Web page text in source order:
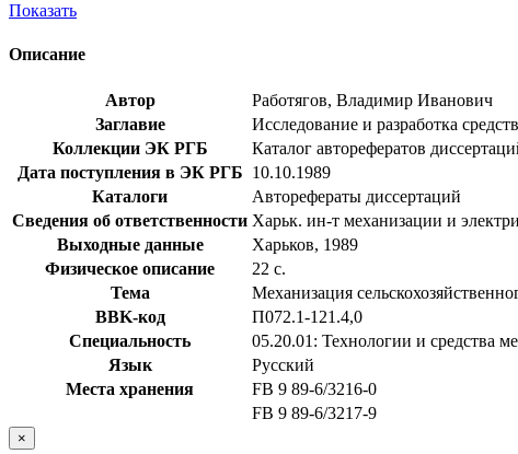
Показать
Описание
Автор
Работягов, Владимир Иванович
Заглавие
Исследование и разработка
Коллекции ЭК РГБ
Каталог авторефератов
Дата поступления в ЭК РГБ 10.10.1989
Каталоги
Авторефераты диссертаций
Сведения об ответственности Харьк. ин-т механизации и
Выходные данные
Харьков, 1989
Физическое описание
22 с.
Тема
Механизация
BBK-код
П072.1-121.4,0
Специальность
05.20.01: Технологии и средства
Язык
Русский
Места хранения
FB 9 89-6/3216-0
FB 9 89-6/3217-9
×